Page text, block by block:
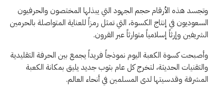
وتجسد هذه الأرقام حجم الجهود التي يبذلها المختصون والحرفيون
السعوديون في إنتاج الكسوة، التي تمثل رمزاً للعناية المتواصلة بالحرمين
الشريفين وإرثاً إسلامياً متوارثاً عبر القرون.
وأصبحت كسوة الكعبة اليوم نموذجاً فريداً يجمع بين الحرفة التقليدية
والتقنيات الحديثة، لتخرج كل عام بثوب جديد يليق بمكانة الكعبة
المشرفة وقدسيتها لدى المسلمين في أنحاء العالم.